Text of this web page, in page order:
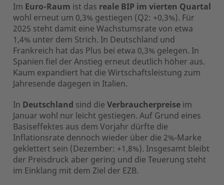
Im Euro-Raum ist das reale BIP im vierten Quartal
wohl erneut um 0,3% gestiegen (Q2: +0,3%). Für
2025 steht damit eine Wachstumsrate von etwa
1,4% unter dem Strich. In Deutschland und
Frankreich hat das Plus bei etwa 0,3% gelegen. In
Spanien fiel der Anstieg erneut deutlich höher aus.
Kaum expandiert hat die Wirtschaftsleistung zum
Jahresende dagegen in Italien.
In Deutschland sind die Verbraucherpreise im
Januar wohl nur leicht gestiegen. Auf Grund eines
Basiseffektes aus dem Vorjahr dürfte die
Inflationsrate dennoch wieder über die 2%-Marke
geklettert sein (Dezember: +1,8%). Insgesamt bleibt
der Preisdruck aber gering und die Teuerung steht
im Einklang mit dem Ziel der EZB.